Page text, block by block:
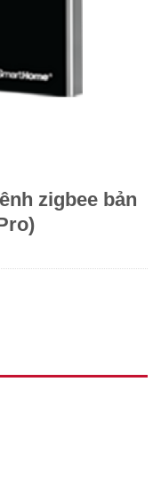
zigbee bản